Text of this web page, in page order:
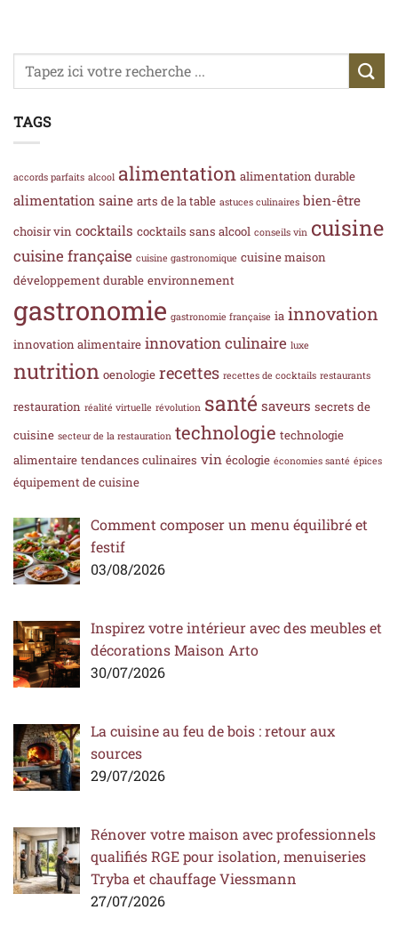
TAGS
accords parfaits alcool alimentation alimentation durable
alimentation saine arts de la table astuces culinaires bien-être
choisir vin cocktails cocktails sans alcool conseils vin cuisine
cuisine française cuisine gastronomique cuisine maison
développement durable environnement
gastronomie gastronomie française ia innovation
innovation alimentaire innovation culinaire luxe
nutrition oenologie recettes recettes de cocktails restaurants
restauration réalité virtuelle révolution santé saveurs secrets de
cuisine secteur de la restauration technologie technologie
alimentaire tendances culinaires vin écologie économies santé épices
équipement de cuisine
Comment composer un menu équilibré et
festif
03/08/2026
Inspirez votre intérieur avec des meubles et
décorations Maison Arto
30/07/2026
La cuisine au feu de bois : retour aux
sources
29/07/2026
Rénover votre maison avec professionnels
qualifiés RGE pour isolation, menuiseries
Tryba et chauffage Viessmann
27/07/2026